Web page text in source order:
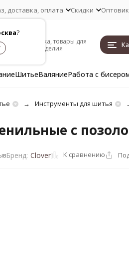
?
доставка, оплата Скидки
Пряжа, товары для
рукоделия
ШитьеВаляниеРабота с
Инструменты для шитья
с
Бренд: Clover К сравнению